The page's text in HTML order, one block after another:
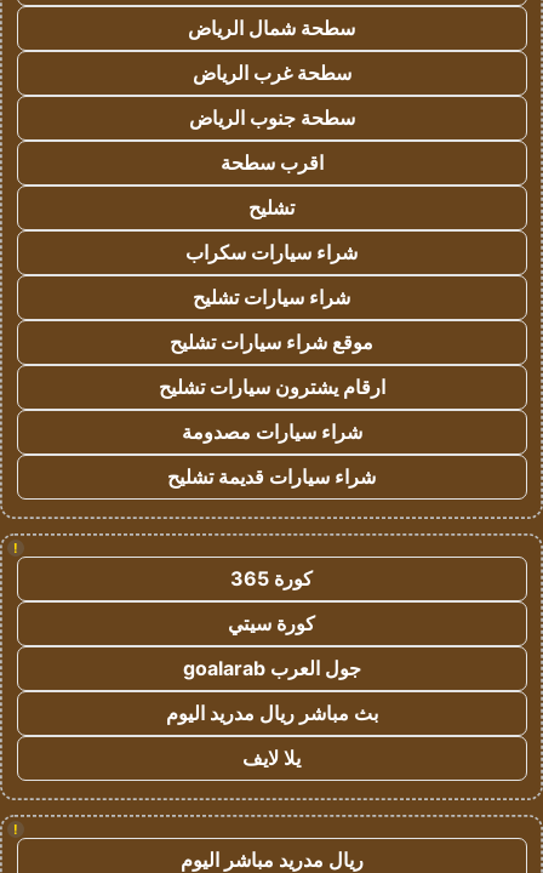
سطحة شمال الرياض
سطحة غرب الرياض
سطحة جنوب الرياض
اقرب سطحة
تشليح
شراء سيارات سكراب
شراء سيارات تشليح
موقع شراء سيارات تشليح
ارقام يشترون سيارات تشليح
شراء سيارات مصدومة
شراء سيارات قديمة تشليح
!
كورة 365
كورة سيتي
جول العرب goalarab
بث مباشر ريال مدريد اليوم
يلا لايف
!
ريال مدريد مباشر اليوم